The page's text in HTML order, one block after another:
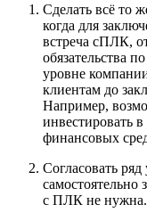
Сделать всё то
когда для
встреча сПЛК,
обязательства
уровне
клиентам до
Например,
инвестировать
финансовых
Согласовать
самостоятельно
с ПЛК не нужна.